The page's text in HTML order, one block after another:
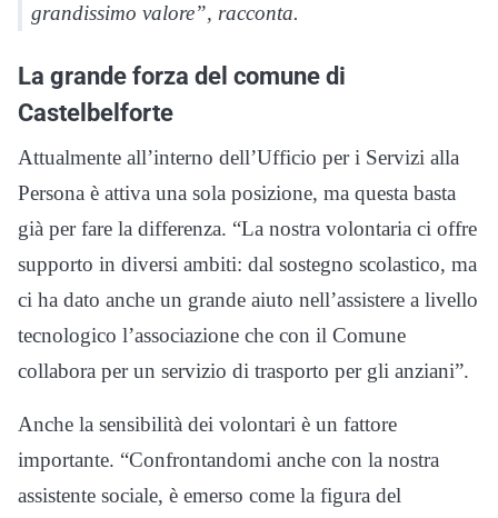
grandissimo valore”, racconta.
La grande forza del comune di
Castelbelforte
Attualmente all’interno dell’Ufficio per i Servizi alla
Persona è attiva una sola posizione, ma questa basta
già per fare la differenza. “La nostra volontaria ci offre
supporto in diversi ambiti: dal sostegno scolastico, ma
ci ha dato anche un grande aiuto nell’assistere a livello
tecnologico l’associazione che con il Comune
collabora per un servizio di trasporto per gli anziani”.
Anche la sensibilità dei volontari è un fattore
importante. “Confrontandomi anche con la nostra
assistente sociale, è emerso come la figura del